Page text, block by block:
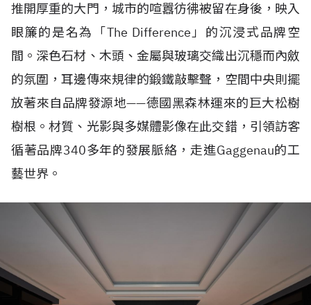
推開厚重的大門，城市的喧囂彷彿被留在身後，映入
眼簾的是名為「The Difference」的沉浸式品牌空
間。深色石材、木頭、金屬與玻璃交織出沉穩而內斂
的氛圍，耳邊傳來規律的鍛鐵敲擊聲，空間中央則擺
放著來自品牌發源地——德國黑森林運來的巨大松樹
樹根。材質、光影與多媒體影像在此交錯，引領訪客
循著品牌340多年的發展脈絡，走進Gaggenau的工
藝世界。